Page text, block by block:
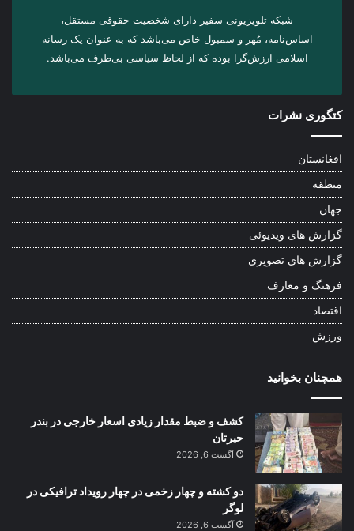
شبکه تلویزیونی سفیر دارای شخصیت حقوقی مستقل،
اساس‌نامه، مُهر و سمبول خاص می‌باشد که به عنوان یک رسانه
اسلامی ارزش‌گرا بوده که از لحاظ سیاسی بی‌طرف می‌باشد.
کتگوری نشرات
افغانستان
منطقه
جهان
گزارش های ویدیوئی
گزارش های تصویری
فرهنگ و معارف
اقتصاد
ورزش
همچنان بخوانید
کشف و ضبط مقدار زیادی اسعار خارجی در بندر
حیرتان
آگست 6, 2026
دو کشته و چهار زخمی در چهار رویداد ترافیکی در
لوگر
آگست 6, 2026